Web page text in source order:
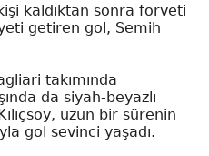
kaldıktan sonra forveti
getiren gol, Semih
takımında
da siyah-beyazlı
uzun bir sürenin
gol sevinci yaşadı.